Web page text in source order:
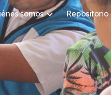
to navigation
somos Repositorio